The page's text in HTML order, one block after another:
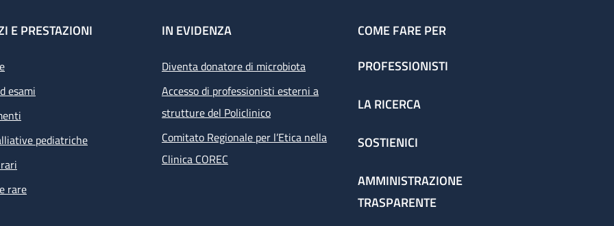
E PRESTAZIONI
esami
pediatriche
rare
IN EVIDENZA
Diventa donatore di microbiota
Accesso di professionisti esterni a
strutture del Policlinico
Comitato Regionale per l’Etica nella
Clinica COREC
COME FARE PER
PROFESSIONISTI
LA RICERCA
SOSTIENICI
AMMINISTRAZIONE
TRASPARENTE